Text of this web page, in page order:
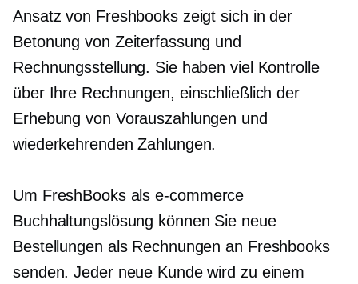
Ansatz von Freshbooks zeigt sich in der
Betonung von Zeiterfassung und
Rechnungsstellung. Sie haben viel Kontrolle
über Ihre Rechnungen, einschließlich der
Erhebung von Vorauszahlungen und
wiederkehrenden Zahlungen.
Um FreshBooks alse-commerce
Buchhaltungslösung können Sie neue
Bestellungen als Rechnungen an Freshbooks
senden. Jeder neue Kunde wird zu einem